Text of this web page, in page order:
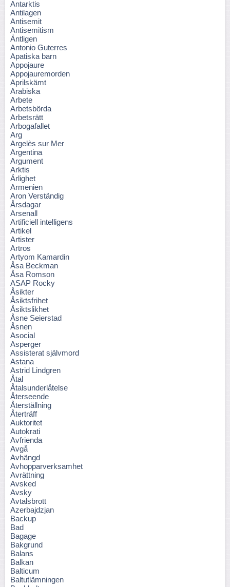
Antarktis
Antilagen
Antisemit
Antisemitism
Äntligen
Antonio Guterres
Apatiska barn
Appojaure
Appojauremorden
Aprilskämt
Arabiska
Arbete
Arbetsbörda
Arbetsrätt
Arbogafallet
Arg
Argelès sur Mer
Argentina
Argument
Arktis
Ärlighet
Armenien
Aron Verständig
Årsdagar
Arsenall
Artificiell intelligens
Artikel
Artister
Artros
Artyom Kamardin
Åsa Beckman
Åsa Romson
ASAP Rocky
Åsikter
Åsiktsfrihet
Åsiktslikhet
Åsne Seierstad
Åsnen
Asocial
Asperger
Assisterat självmord
Astana
Astrid Lindgren
Åtal
Åtalsunderlåtelse
Återseende
Återställning
Återträff
Auktoritet
Autokrati
Avfrienda
Avgå
Avhängd
Avhopparverksamhet
Avrättning
Avsked
Avsky
Avtalsbrott
Azerbajdzjan
Backup
Bad
Bagage
Bakgrund
Balans
Balkan
Balticum
Baltutlämningen